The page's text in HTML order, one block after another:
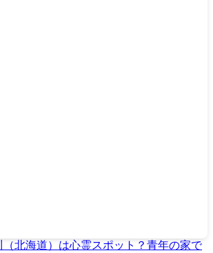
（北海道）は心霊スポット？青年の家で